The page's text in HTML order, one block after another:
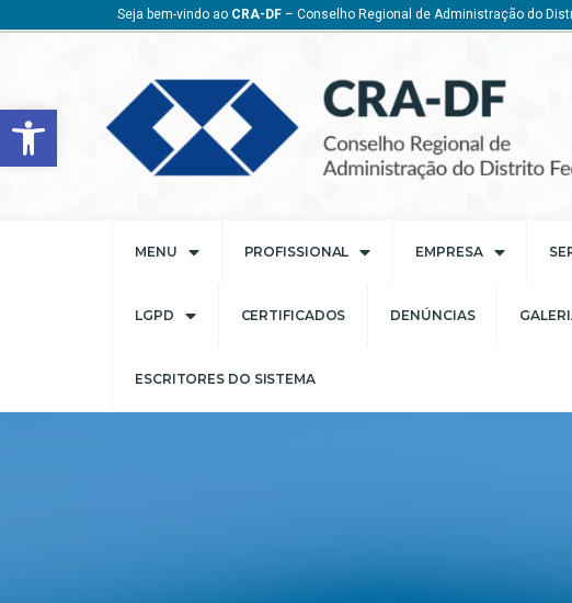
Barra de Ferramentas Aberta
Seja bem-vindo ao CRA-DF – Conselho Regional de Administração do
MENU PROFISSIONAL EMPRESA
LGPD CERTIFICADOS DENÚNCIAS
ESCRITORES DO SISTEMA